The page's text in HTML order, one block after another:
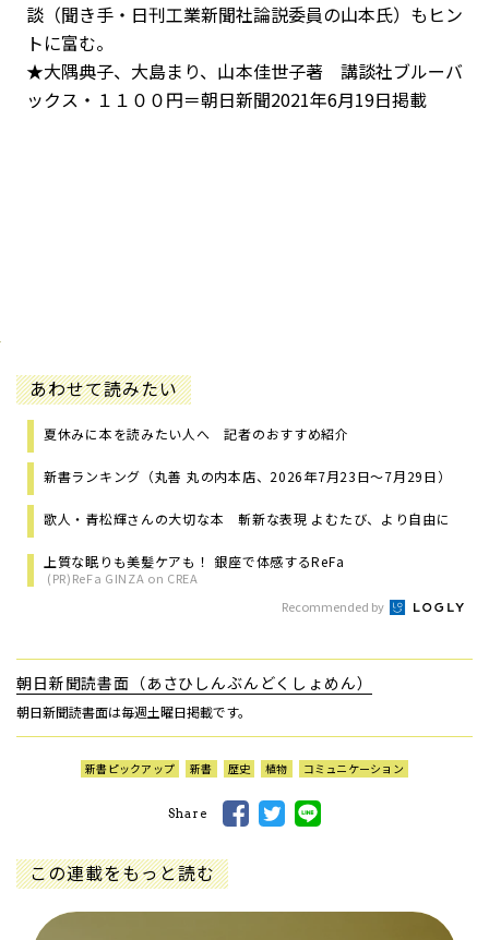
談（聞き手・日刊工業新聞社論説委員の山本氏）もヒン
トに富む。
★大隅典子、大島まり、山本佳世子著 講談社ブルーバ
ックス・１１００円＝朝日新聞2021年6月19日掲載
あわせて読みたい
夏休みに本を読みたい人へ 記者のおすすめ紹介
新書ランキング（丸善 丸の内本店、2026年7月23日～7月29日）
歌人・青松輝さんの大切な本 斬新な表現 よむたび、より自由に
上質な眠りも美髪ケアも！ 銀座で体感するReFa
(PR)ReFa GINZA on CREA
Recommended by
朝日新聞読書面（あさひしんぶんどくしょめん）
朝日新聞読書面は毎週土曜日掲載です。
新書ピックアップ 新書 歴史 植物 コミュニケーション
Share
この連載をもっと読む